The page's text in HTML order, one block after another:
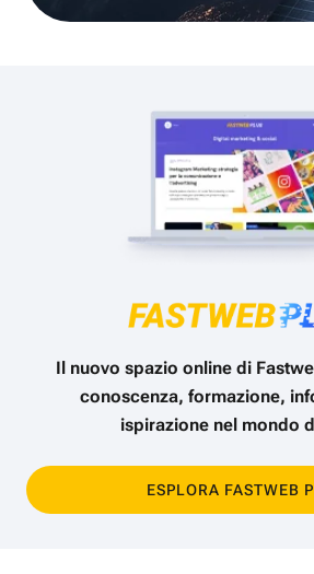
Il nuovo spazio online di
conoscenza, formazione,
ispirazione nel mondo
ESPLORA FASTWEB